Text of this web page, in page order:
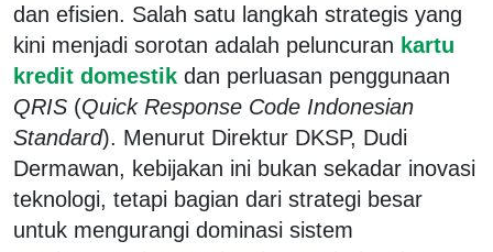
dan efisien. Salah satu langkah strategis yang
kini menjadi sorotan adalah peluncuran kartu
kredit domestik dan perluasan penggunaan
QRIS (Quick Response Code Indonesian
Standard). Menurut Direktur DKSP, Dudi
Dermawan, kebijakan ini bukan sekadar inovasi
teknologi, tetapi bagian dari strategi besar
untuk mengurangi dominasi sistem